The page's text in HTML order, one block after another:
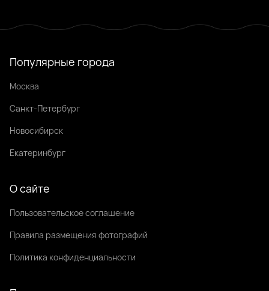
Популярные города
Москва
Санкт-Петербург
Новосибирск
Екатеринбург
О сайте
Пользовательское соглашение
Правила размещения фотографий
Политика конфиденциальности